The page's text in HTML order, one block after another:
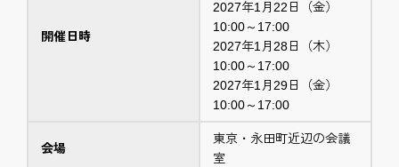
開催日時
2027年1月22日（金）
10:00～17:00
2027年1月28日（木）
10:00～17:00
2027年1月29日（金）
10:00～17:00
会場
東京・永田町近辺の会議
室